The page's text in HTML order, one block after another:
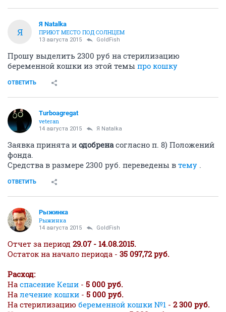
Я
Я Natalka
ПРИЮТ МЕСТО ПОД СОЛНЦЕМ
13 августа 2015 GoldFish
Прошу выделить 2300 руб на стерилизацию
беременной кошки из этой темы про кошку
ОТВЕТИТЬ
Turboagregat
veteran
14 августа 2015 Я Natalka
Заявка принята и одобренасогласно п. 8) Положений
фонда.
Средства в размере 2300 руб. переведены в тему .
ОТВЕТИТЬ
Рыжинка
Рыжинка
14 августа 2015 GoldFish
Отчет за период 29.07 - 14.08.2015.
Остаток на начало периода - 35 097,72 руб.
Расход:
На спасение Кеши - 5 000 руб.
На лечение кошки - 5 000 руб.
На стерилизацию беременной кошки №1 - 2 300 руб.